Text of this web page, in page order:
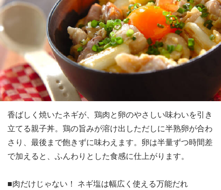
香ばしく焼いたネギが、鶏肉と卵のやさしい味わいを引き
立てる親子丼。鶏の旨みが溶け出しただしに半熟卵が合わ
さり、最後まで飽きずに味わえます。卵は半量ずつ時間差
で加えると、ふんわりとした食感に仕上がります。
■肉だけじゃない！ ネギ塩は幅広く使える万能だれ